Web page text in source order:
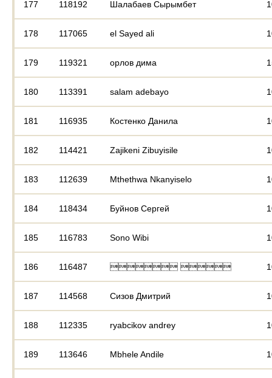
177 118192 Шалабаев Сырымбет
178 117065 el Sayed ali
179 119321 орлов дима
180 113391 salam adebayo
181 116935 Костенко Данила
182 114421 Zajikeni Zibuyisile
183 112639 Mthethwa Nkanyiselo
184 118434 Буйнов Сергей
185 116783 Sono Wibi
186 116487  
187 114568 Сизов Дмитрий
188 112335 ryabcikov andrey
189 113646 Mbhele Andile